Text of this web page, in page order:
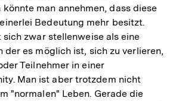
man annehmen, dass diese
Bedeutung mehr besitzt.
zwar stellenweise als eine
der es möglich ist, sich zu verlieren,
Teilnehmer in einer
Man ist aber trotzdem nicht
"normalen" Leben. Gerade die